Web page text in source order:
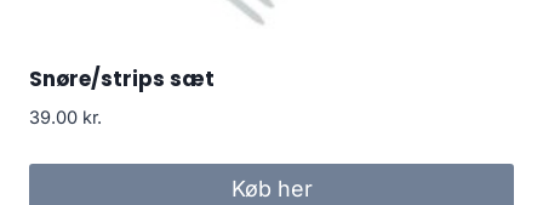
Snøre/strips sæt
39.00 kr.
Køb her